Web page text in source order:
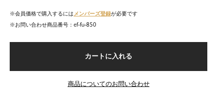
会員価格で購入するには メンバーズ登録が必要です
商品番号
ef-fu-850
カートに入れる
商品についてのお問い合わせ